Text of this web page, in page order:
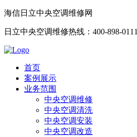
海信日立中央空调维修网
日立中央空调维修热线：400-898-0111
首页
案例展示
业务范围
中央空调维修
中央空调清洗
中央空调安装
中央空调改造